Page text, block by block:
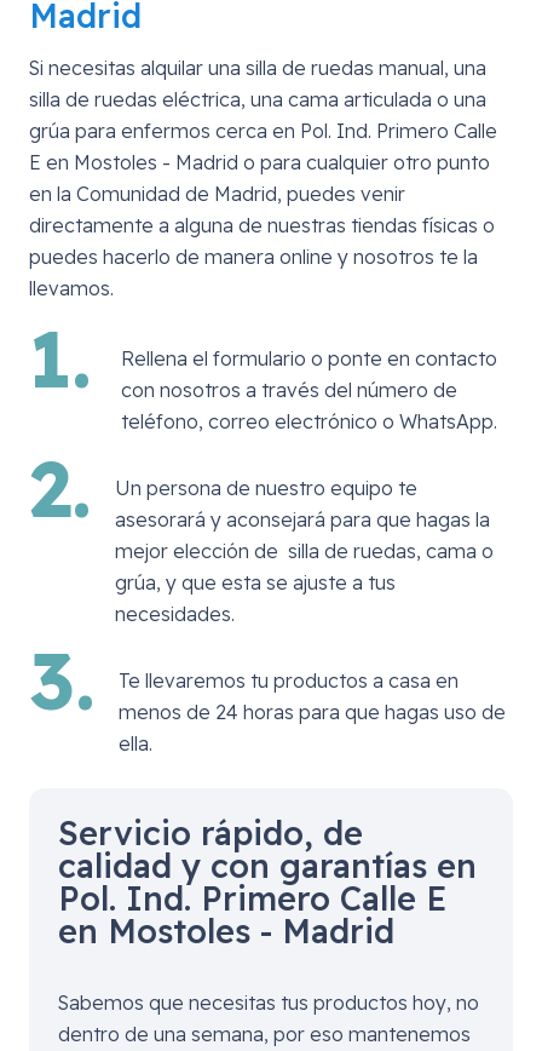
Madrid
Si necesitas alquilar una silla de ruedas manual, una
silla de ruedas eléctrica, una cama articulada o una
grúa para enfermos cerca en Pol. Ind. Primero Calle
E en Mostoles - Madrid o para cualquier otro punto
en la Comunidad de Madrid, puedes venir
directamente a alguna de nuestras tiendas físicas o
puedes hacerlo de manera online y nosotros te la
llevamos.
1.
Rellena el formulario o ponte en contacto
con nosotros a través del número de
teléfono, correo electrónico o WhatsApp.
2.
Un persona de nuestro equipo te
asesorará y aconsejará para que hagas la
mejor elección de silla de ruedas, cama o
grúa, y que esta se ajuste a tus
necesidades.
3.
Te llevaremos tu productos a casa en
menos de 24 horas para que hagas uso de
ella.
Servicio rápido, de
calidad y con garantías en
Pol. Ind. Primero Calle E
en Mostoles - Madrid
Sabemos que necesitas tus productos hoy, no
dentro de una semana, por eso mantenemos